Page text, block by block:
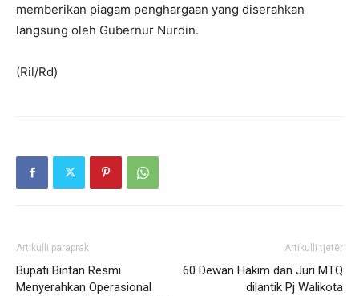
memberikan piagam penghargaan yang diserahkan
langsung oleh Gubernur Nurdin.
(Ril/Rd)
Artikulli paraprak
Bupati Bintan Resmi
Menyerahkan Operasional
Artikulli tjetër
60 Dewan Hakim dan Juri MTQ
dilantik Pj Walikota